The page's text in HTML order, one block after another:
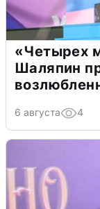
«Четырех
Шаляпин
6 августа 4